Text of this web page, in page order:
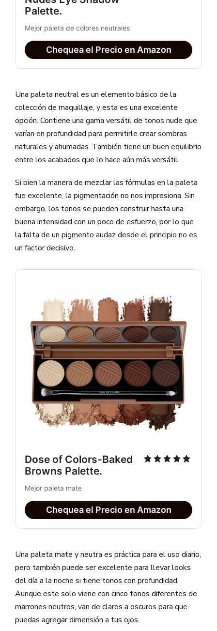
Palette.
Mejor paleta de colores neutrales
Chequea el Precio en Amazon
Una paleta neutral es un elemento básico de la
colección de maquillaje, y esta es una excelente
opción. Contiene una gama versátil de tonos nude que
varían en profundidad para permitirle crear sombras
naturales y ahumadas. También tiene un buen equilibrio
entre los acabados que lo hace aún más versátil.
Si bien la manera de mezclar las fórmulas en la paleta
fue excelente, la pigmentación no nos impresiona. Sin
embargo, los tonos se pueden construir hasta una
buena intensidad con un poco de esfuerzo, por lo que
la falta de un pigmento audaz desde el principio no es
un factor decisivo.
Dose of Colors-Baked
Browns Palette.
Mejor paleta mate
Chequea el Precio en Amazon
Una paleta mate y neutra es práctica para el uso diario,
pero también puede ser excelente para llevar looks
del día a la noche si tiene tonos con profundidad.
Aunque este solo viene con cinco tonos diferentes de
marrones neutros, van de claros a oscuros para que
puedas agregar dimensión a tus ojos.